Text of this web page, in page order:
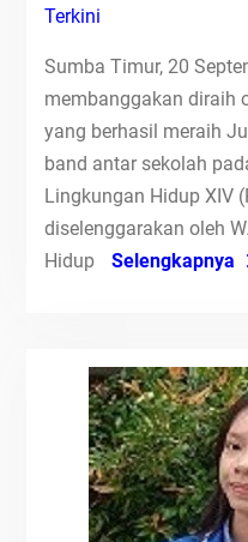
Terkini
Sumba Timur, 20
membanggakan diraih
yang berhasil meraih
band antar sekolah
Lingkungan Hidup XIV
diselenggarakan oleh
Hidup
Selengkapnya